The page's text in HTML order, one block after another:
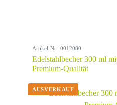
Artikel-Nr.: 0012080
Edelstahlbecher 300 ml
Premium-Qualität